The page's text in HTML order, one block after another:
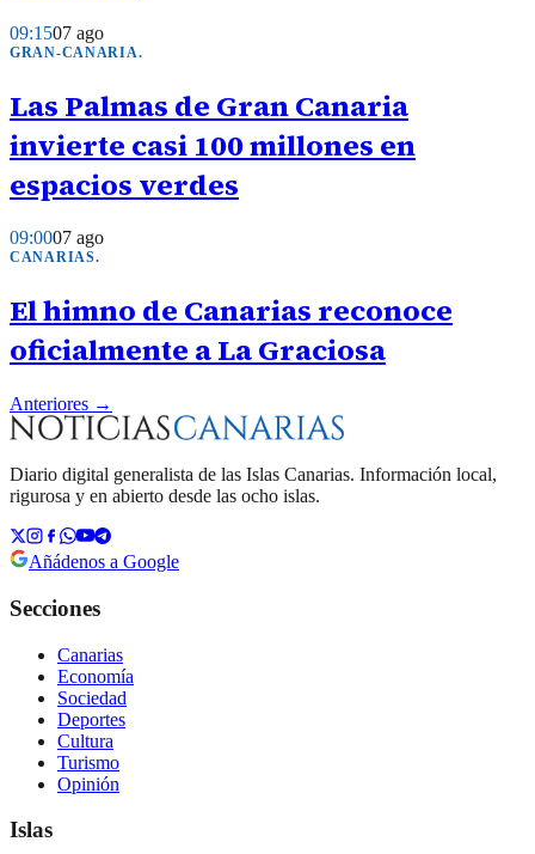
09:1507 ago
GRAN-CANARIA.
Las Palmas de Gran Canaria
invierte casi 100 millones en
espacios verdes
09:0007 ago
CANARIAS.
El himno de Canarias reconoce
oficialmente a La Graciosa
Anteriores →
Diario digital generalista de las Islas Canarias. Información local,
rigurosa y en abierto desde las ocho islas.
Añádenos a Google
Secciones
Canarias
Economía
Sociedad
Deportes
Cultura
Turismo
Opinión
Islas